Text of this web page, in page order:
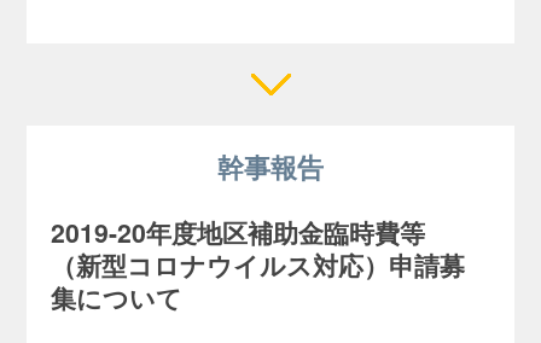
幹事報告
2019-20年度地区補助金臨時費等
（新型コロナウイルス対応）申請募
集について